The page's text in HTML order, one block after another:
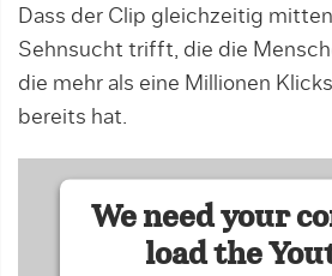
Dass der Clip gleichzeitig
Sehnsucht trifft, die die
die mehr als eine Millionen
bereits hat.
We need your
load the